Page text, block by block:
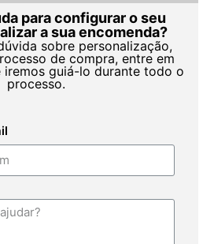
para configurar o seu
a sua encomenda?
sobre personalização,
de compra, entre em
guiá-lo durante todo o
processo.